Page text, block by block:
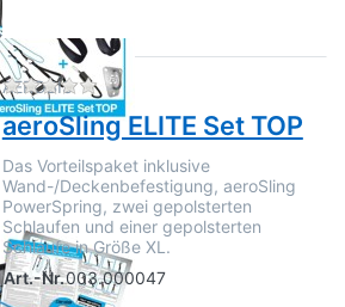
AEROBIS Zu diesem Produkt liegen
aeroSling ELITE Set TOP
Das Vorteilspaket inklusive
Wand-/Deckenbefestigung, aeroSling
PowerSpring, zwei gepolsterten
Schlaufen und einer gepolsterten
Schlaufe in Größe XL.
Art.-Nr.003.000047